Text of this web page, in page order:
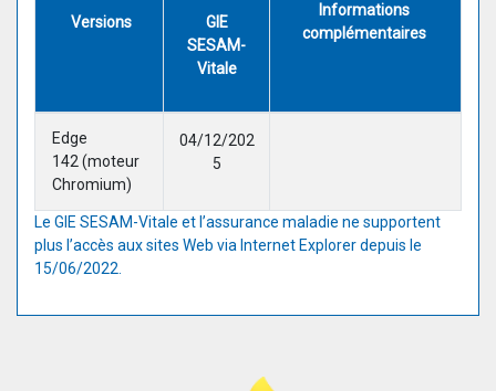
Versions
GIE
SESAM-
Vitale
Informations
complémentaires
Edge
142 (moteur
Chromium)
04/12/202
5
Le GIE SESAM-Vitale et l’assurance maladie ne supportent
plus l’accès aux sites Web via Internet Explorer depuis le
15/06/2022.